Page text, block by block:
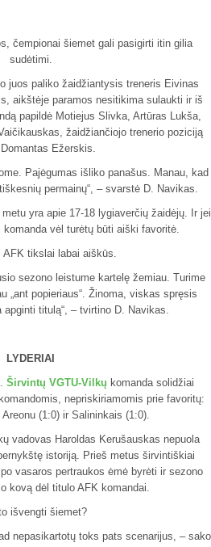
čempionai šiemet gali pasigirti itin gilia
sudėtimi.
juos paliko žaidžiantysis treneris Eivinas
aikštėje paramos nesitikima sulaukti ir iš
papildė Motiejus Slivka, Artūras Lukša,
žaidžiančiojo trenerio poziciją
Ežerskis.
Pajėgumas išliko panašus. Manau, kad
permainų“, – svarstė D. Navikas.
yra apie 17-18 lygiaverčių žaidėjų. Ir jei
vėl turėtų būti aiški favoritė.
AFK tikslai labai aiškūs.
sezono leistume kartelę žemiau. Turime
„ant popieriaus“. Žinoma, viskas spręsis
titulą“, – tvirtino D. Navikas.
LYDERIAI
Širvintų VGTU-Vilkų komanda solidžiai
nepriskiriamomis prie favoritų:
(1:0) ir Salininkais (1:0).
vadovas Haroldas Kerušauskas nepuola
istoriją. Prieš metus širvintiškiai
vasaros pertraukos ėmė byrėti ir sezono
kovą dėl titulo AFK komandai.
išvengti šiemet?
nepasikartotų toks pats scenarijus, – sako